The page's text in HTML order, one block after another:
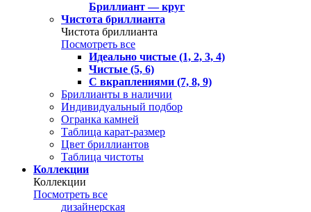
Бриллиант — круг
Чистота бриллианта
Чистота бриллианта
Посмотреть все
Идеально чистые (1, 2, 3, 4)
Чистые (5, 6)
С вкраплениями (7, 8, 9)
Бриллианты в наличии
Индивидуальный подбор
Огранка камней
Таблица карат-размер
Цвет бриллиантов
Таблица чистоты
Коллекции
Коллекции
Посмотреть все
дизайнерская